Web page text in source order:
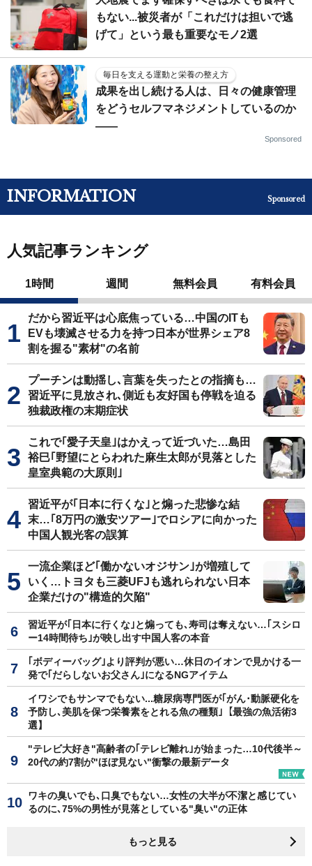
もない...被災者が「これだけは担いで逃
げて」という最も重要なモノ2選
毎日を支える運動と栄養の整え方
成果を出し続ける人は、日々の健康管理
をどうセルフマネジメントしているのか
——
Sponsored
INFORMATION Sponsored
人気記事ランキング
1時間 週間 無料会員 有料会員
だから習近平は心底焦っている…中国のITも
EVも壊滅させる力を持つ日本が世界シェア8
割を握る"素材"の名前
プーチンは動揺し､言葉を失ったとの指摘も…
習近平に見放され､側近も友好国も停戦を迫る
独裁政権の末期症状
これで｢愛子天皇｣はかえって近づいた…島田
裕巳｢野望にとらわれた麻生太郎が見落とした
皇室典範の大原則｣
習近平が｢日本に行くな｣と煽った悲惨な結
末…｢8万円の激安ツアー｣でロシアに向かった
中国人観光客の誤算
一流企業ほど｢働かないオジサン｣が増殖して
いく…トヨタも三菱UFJも逃れられない日本
企業だけの"構造的欠陥"
習近平が｢日本に行くな｣と煽っても､寿司は奪えない…｢スシロ
ー14時間待ち｣が映し出す中国人客の本音
｢ボディーバッグ｣より評判が悪い…休日のイオンで見かける一
発で｢だらしないお父さん｣になるNGアイテム
イワシでもサンマでもない...糖尿病専門医が｢がん･動脈硬化を
予防し､美肌を保つ栄養素をとれる魚の種類｣【最強の魚活術3
選】
"テレビ大好き"高齢者の｢テレビ離れ｣が始まった…10代後半～
20代の約7割が"ほぼ見ない"衝撃の最新データ
ワキの臭いでも､口臭でもない…女性の大半が不潔と感じてい
るのに､75%の男性が見落としている"臭い"の正体
もっと見る